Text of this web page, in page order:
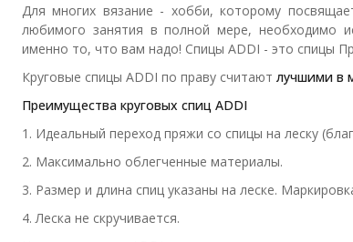
Для многих вязание - хобби, которому
любимого занятия в полной мере, необходимо
именно то, что вам надо! Спицы ADDI - это спицы
Круговые спицы ADDI по праву считают лучшими в
Преимущества круговых спиц ADDI
1. Идеальный переход пряжи со спицы на леску
2. Максимально облегченные материалы.
3. Размер и длина спиц указаны на леске.
4. Леска не скручивается.